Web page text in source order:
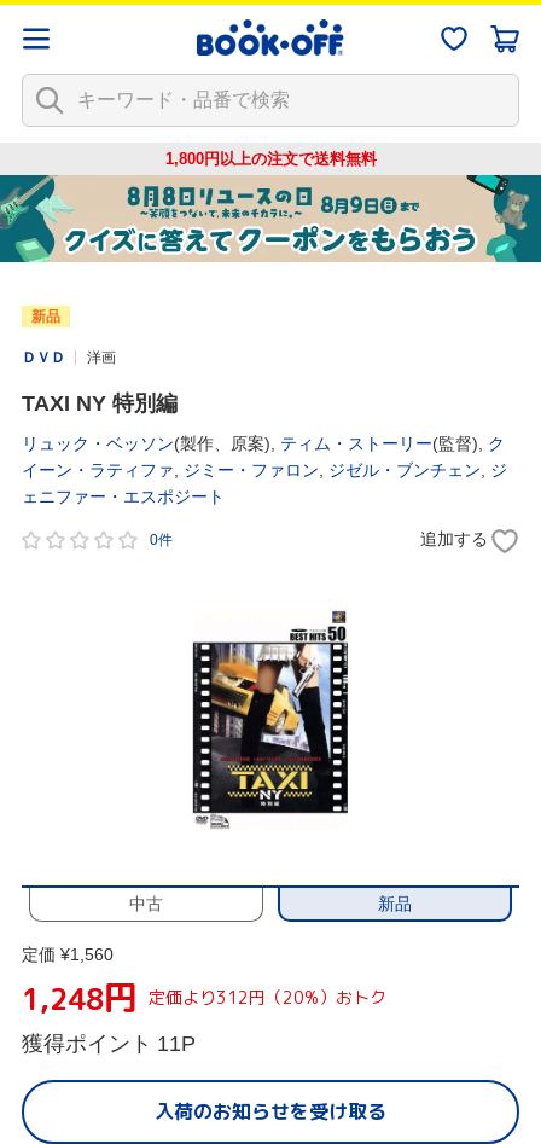
1,800円以上の注文で送料無料
新品
ＤＶＤ 洋画
TAXI NY 特別編
リュック・ベッソン(製作、原案), ティム・ストーリー(監督),
ク
イーン・ラティファ
ジミー・ファロン ジゼル・ブンチェン
ジ
ェニファー・エスポジート
0件 追加する
中古 新品
定価 ¥1,560
1,248円 定価より312円（20%）おトク
獲得ポイント 11P
入荷のお知らせを受け取る